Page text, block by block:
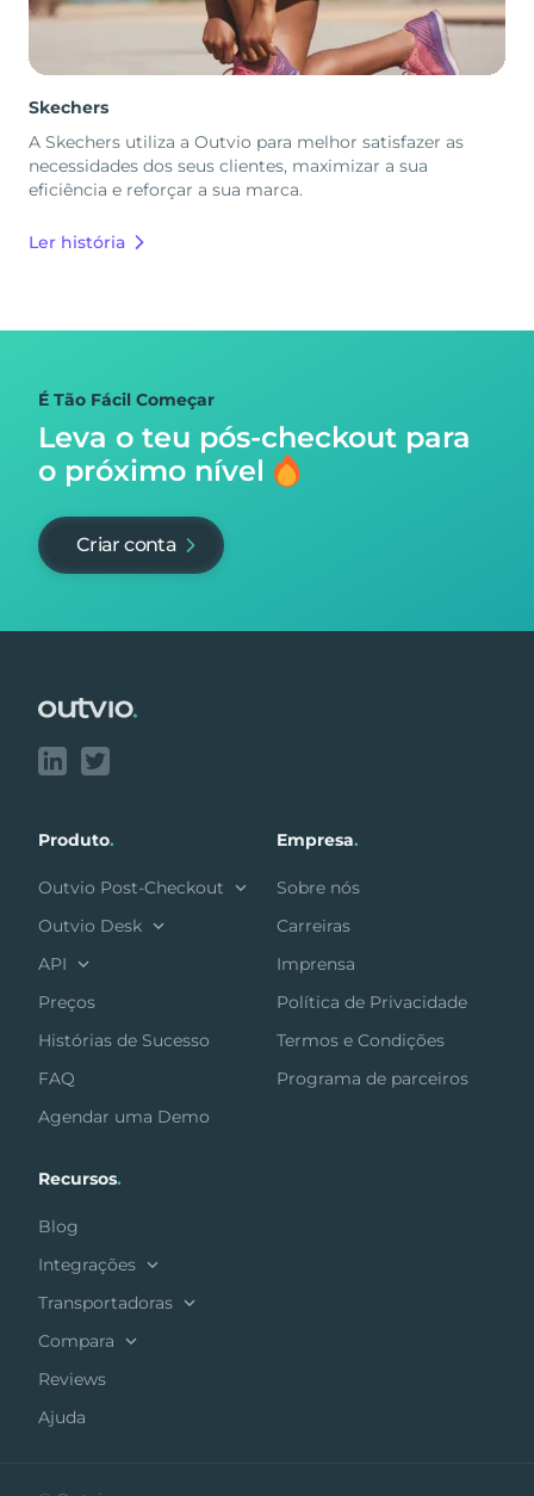
Skechers
A Skechers utiliza a Outvio para melhor satisfazer as
necessidades dos seus clientes, maximizar a sua
eficiência e reforçar a sua marca.
Ler história
É Tão Fácil Começar
Leva o teu pós-checkout para
o próximo nível
Criar conta
Produto.
Outvio Post-Checkout
Outvio Desk
API
Preços
Histórias de Sucesso
FAQ
Agendar uma Demo
Empresa.
Sobre nós
Carreiras
Imprensa
Política de Privacidade
Termos e Condições
Programa de parceiros
Recursos.
Blog
Integrações
Transportadoras
Compara
Reviews
Ajuda